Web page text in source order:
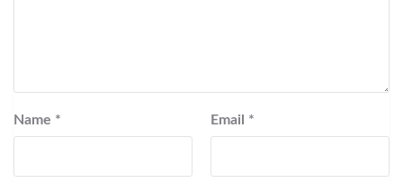
Name * Email *